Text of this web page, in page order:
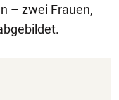
– zwei Frauen,